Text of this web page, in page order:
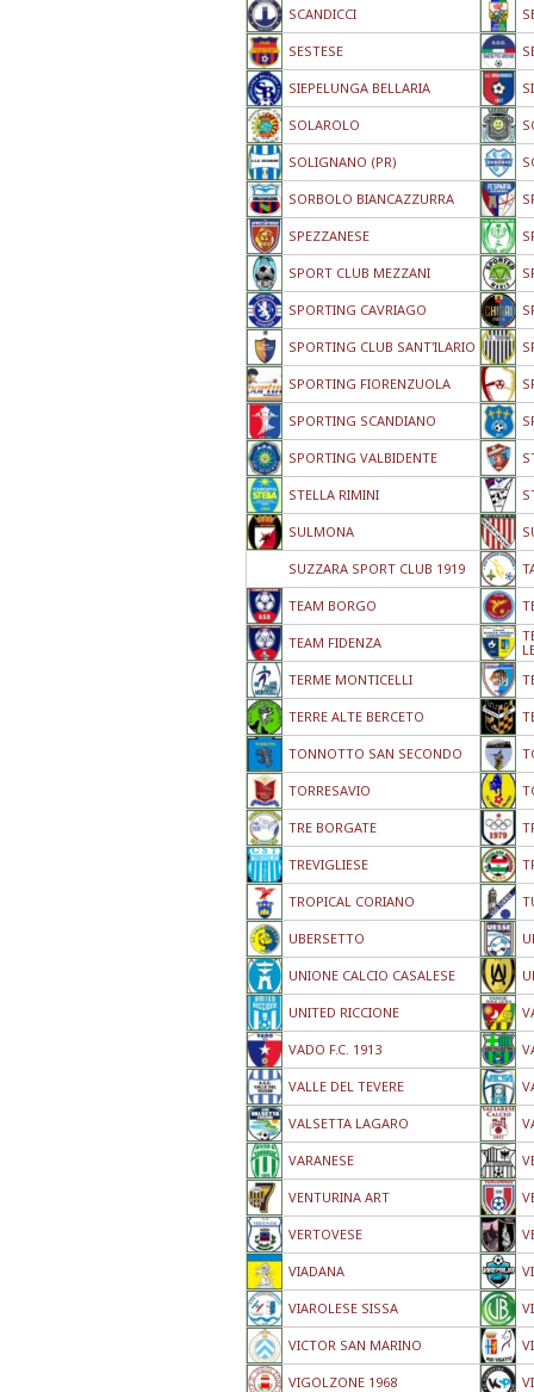
SCANDICCI
SESTESE
SIEPELUNGA BELLARIA
SOLAROLO
SOLIGNANO (PR)
SORBOLO BIANCAZZURRA
SPEZZANESE
SPORT CLUB MEZZANI
SPORTING CAVRIAGO
SPORTING CLUB SANT'ILARIO
SPORTING FIORENZUOLA
SPORTING SCANDIANO
SPORTING VALBIDENTE
STELLA RIMINI
SULMONA
SUZZARA SPORT CLUB 1919
TEAM BORGO
TEAM FIDENZA
TERME MONTICELLI
TERRE ALTE BERCETO
TONNOTTO SAN SECONDO
TORRESAVIO
TRE BORGATE
TREVIGLIESE
TROPICAL CORIANO
UBERSETTO
UNIONE CALCIO CASALESE
UNITED RICCIONE
VADO F.C. 1913
VALLE DEL TEVERE
VALSETTA LAGARO
VARANESE
VENTURINA ART
VERTOVESE
VIADANA
VIAROLESE SISSA
VICTOR SAN MARINO
VIGOLZONE 1968